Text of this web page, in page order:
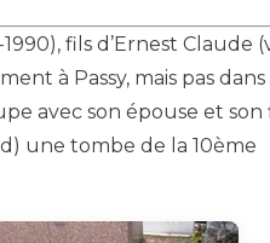
1990), fils d’Ernest Claude
à Passy, mais pas dans
avec son épouse et son
une tombe de la 10ème